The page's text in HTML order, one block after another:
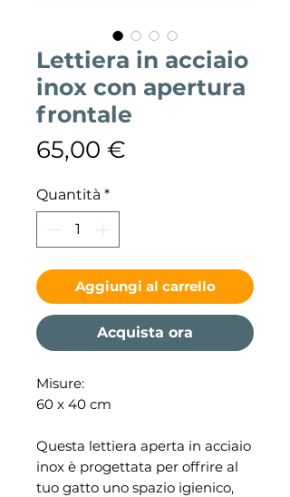
Lettiera in acciaio
inox con apertura
frontale
65,00 €
Quantità *
Aggiungi al carrello
Acquista ora
Misure:
60 x 40 cm
Questa lettiera aperta in acciaio
inox è progettata per offrire al
tuo gatto uno spazio igienico,